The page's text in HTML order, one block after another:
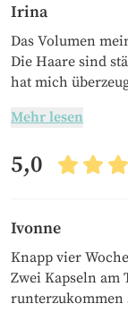
Irina
Das Volumen
Die Haare sind
hat mich
Mehr lesen
5,0
Ivonne
Knapp vier
Zwei Kapseln am